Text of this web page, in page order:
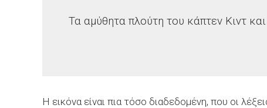
Τα αμύθητα πλούτη του κάπτεν Κιντ
Η εικόνα είναι πια τόσο διαδεδομένη, που οι